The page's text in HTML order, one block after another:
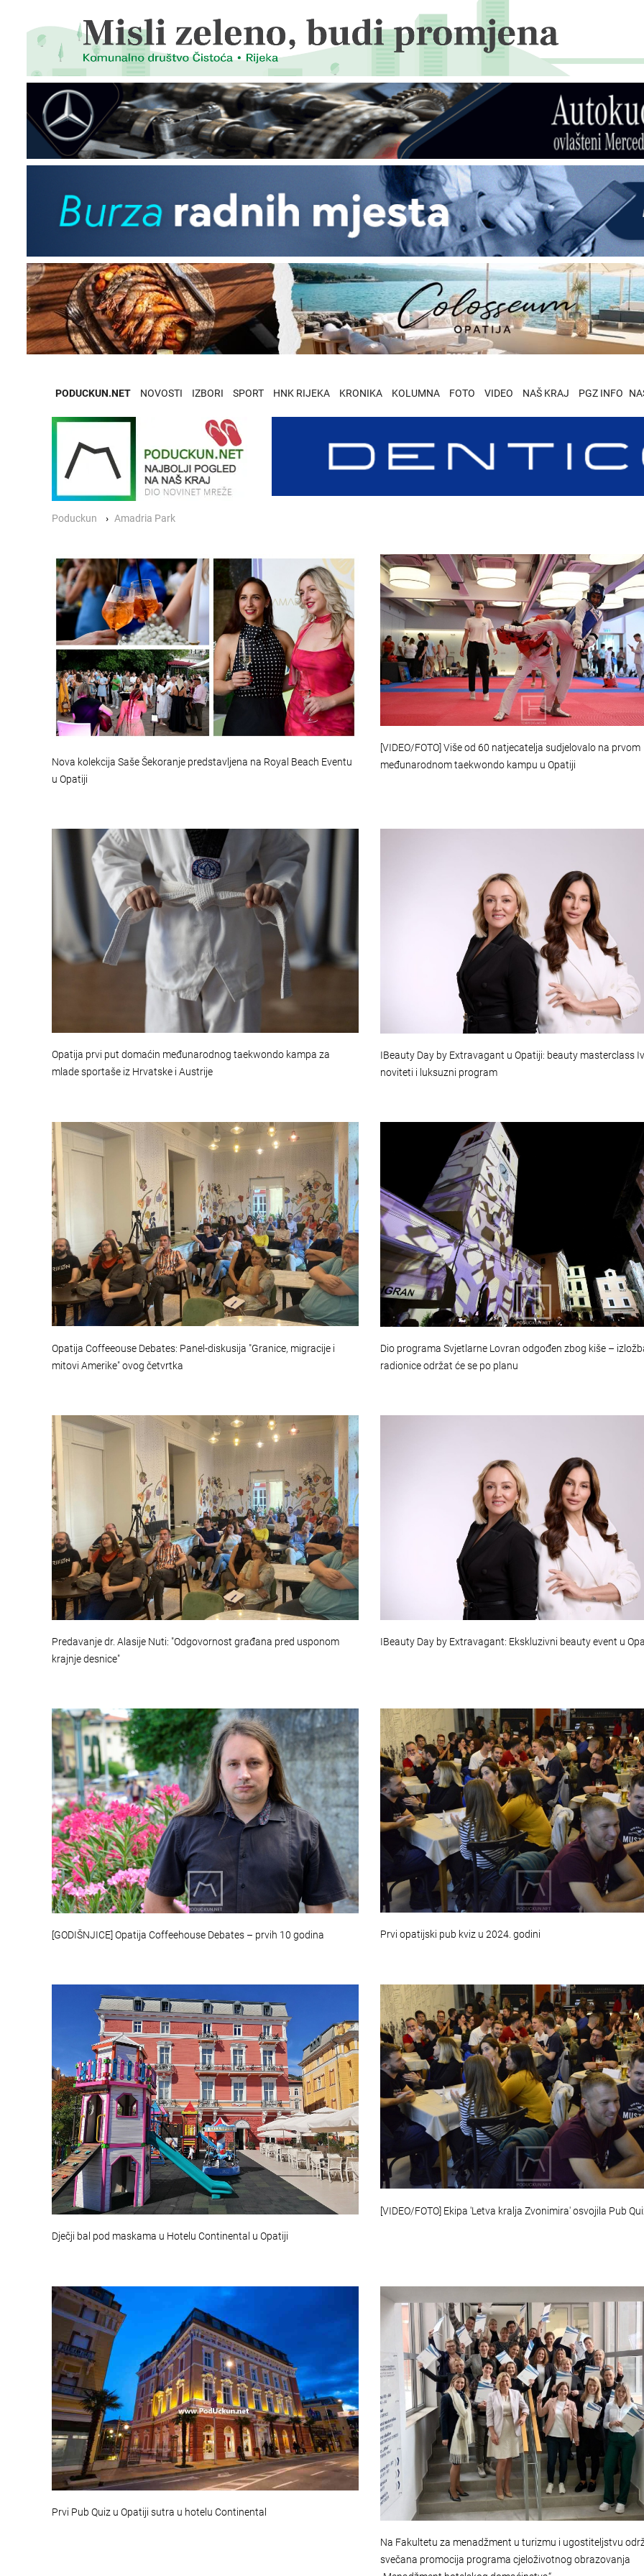
PODUCKUN.NET NOVOSTI IZBORI SPORT HNK RIJEKA KRONIKA KOLUMNA FOTO VIDEO NAŠ KRAJ PGZ INFO
Poduckun Amadria Park
Nova kolekcija Saše Šekoranje predstavljena na Royal Beach Eventu
u Opatiji
[VIDEO/FOTO] Više od 60 natjecatelja sudjelovalo na prvom
međunarodnom taekwondo kampu u Opatiji
Opatija prvi put domaćin međunarodnog taekwondo kampa za
mlade sportaše iz Hrvatske i Austrije
IBeauty Day by Extravagant u Opatiji: beauty masterclass
noviteti i luksuzni program
Opatija Coffeeouse Debates: Panel-diskusija "Granice, migracije i
mitovi Amerike" ovog četvrtka
Dio programa Svjetlarne Lovran odgođen zbog kiše –
radionice održat će se po planu
Predavanje dr. Alasije Nuti: "Odgovornost građana pred usponom
krajnje desnice"
IBeauty Day by Extravagant: Ekskluzivni beauty event u
[GODIŠNJICE] Opatija Coffeehouse Debates – prvih 10 godina Prvi opatijski pub kviz u 2024. godini
Dječji bal pod maskama u Hotelu Continental u Opatiji
[VIDEO/FOTO] Ekipa 'Letva kralja Zvonimira' osvojila Pub
Prvi Pub Quiz u Opatiji sutra u hotelu Continental
Na Fakultetu za menadžment u turizmu i ugostiteljstvu
svečana promocija programa cjeloživotnog obrazovanja